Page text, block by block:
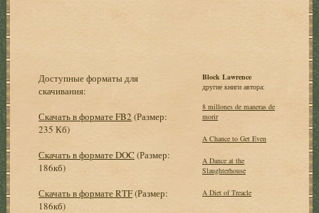
Доступные форматы для
скачивания:
Скачать в формате FB2 (Размер:
235 Кб)
Скачать в формате DOC (Размер:
186кб)
Скачать в формате RTF(Размер:
186кб)
Block Lawrence
другие книги автора:
8 millones de maneras de
morir
A Chance to Get Even
A Dance at the
Slaughterhouse
A Diet of Treacle